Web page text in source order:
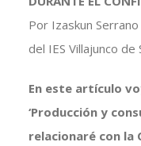
Por Izaskun
del IES Villajunco de
En este artículo
‘Producción y
relacionaré con la